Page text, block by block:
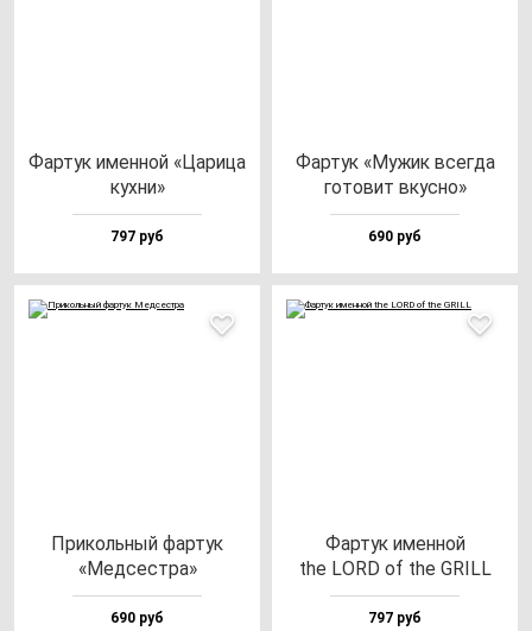
Фар­тук имен­ной «Цари­ца
кух­ни»
797 руб
Фар­тук «Мужик всег­да
го­то­вит вкус­но»
690 руб
При­коль­ный фар­тук
«Мед­сес­тра»
690 руб
Фар­тук имен­ной
the LORD of the GRILL
797 руб